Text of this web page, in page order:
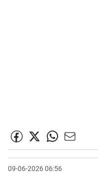
09-06-2026 06:56